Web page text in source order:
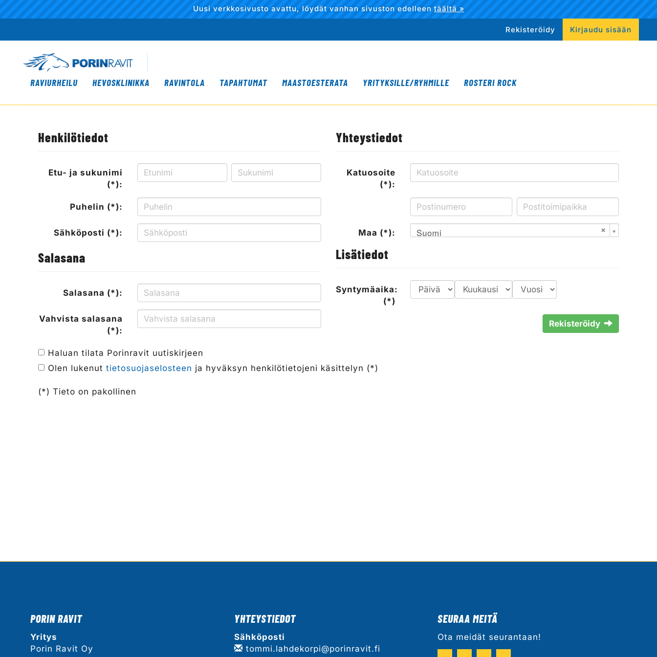
Uusi verkkosivusto avattu, löydät vanhan sivuston edelleentäältä »
Rekisteröidy Kirjaudu sisään
RAVIURHEILU HEVOSKLINIKKA RAVINTOLA TAPAHTUMAT MAASTOESTERATA YRITYKSILLE/RYHMILLE ROSTERI ROCK
Henkilötiedot
Etu- ja sukunimi
(*):
Puhelin (*):
Sähköposti (*):
Salasana
Salasana (*):
Vahvista salasana
(*):
Yhteystiedot
Katuosoite
(*):
Maa (*): Suomi
Lisätiedot
Syntymäaika:
(*)
Rekisteröidy
Haluan tilata Porinravit uutiskirjeen
Olen lukenut tietosuojaselosteen ja hyväksyn henkilötietojeni käsittelyn (*)
(*) Tieto on pakollinen
PORIN RAVIT
Yritys
Porin Ravit Oy
YHTEYSTIEDOT
Sähköposti
tommi.lahdekorpi@porinravit.fi
SEURAA MEITÄ
Ota meidät seurantaan!